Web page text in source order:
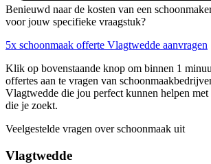
Benieuwd naar de kosten van een
voor jouw specifieke vraagstuk?
5x schoonmaak offerte Vlagtwedde aanvragen
Klik op bovenstaande knop om binnen 1
offertes aan te vragen van
Vlagtwedde die jou perfect kunnen helpen
die je zoekt.
Veelgestelde vragen over schoonmaak uit
Vlagtwedde